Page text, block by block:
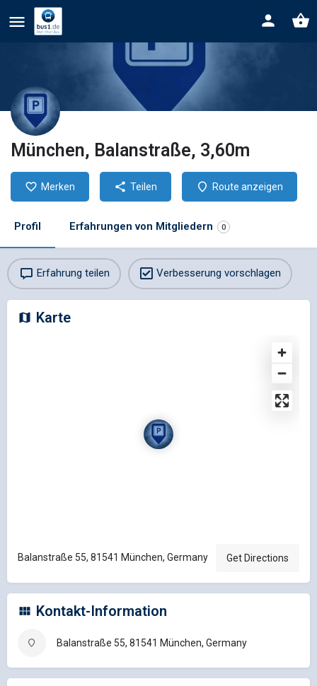
München, Balanstraße, 3,60m
Merken Teilen Route anzeigen
Profil Erfahrungen von Mitgliedern 0
Erfahrung teilen Verbesserung vorschlagen
Karte
Balanstraße 55, 81541 München, Germany Get Directions
Kontakt-Information
Balanstraße 55, 81541 München, Germany